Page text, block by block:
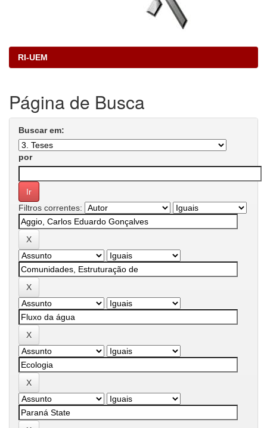
RI-UEM
Página de Busca
Buscar em:
por
Filtros correntes: